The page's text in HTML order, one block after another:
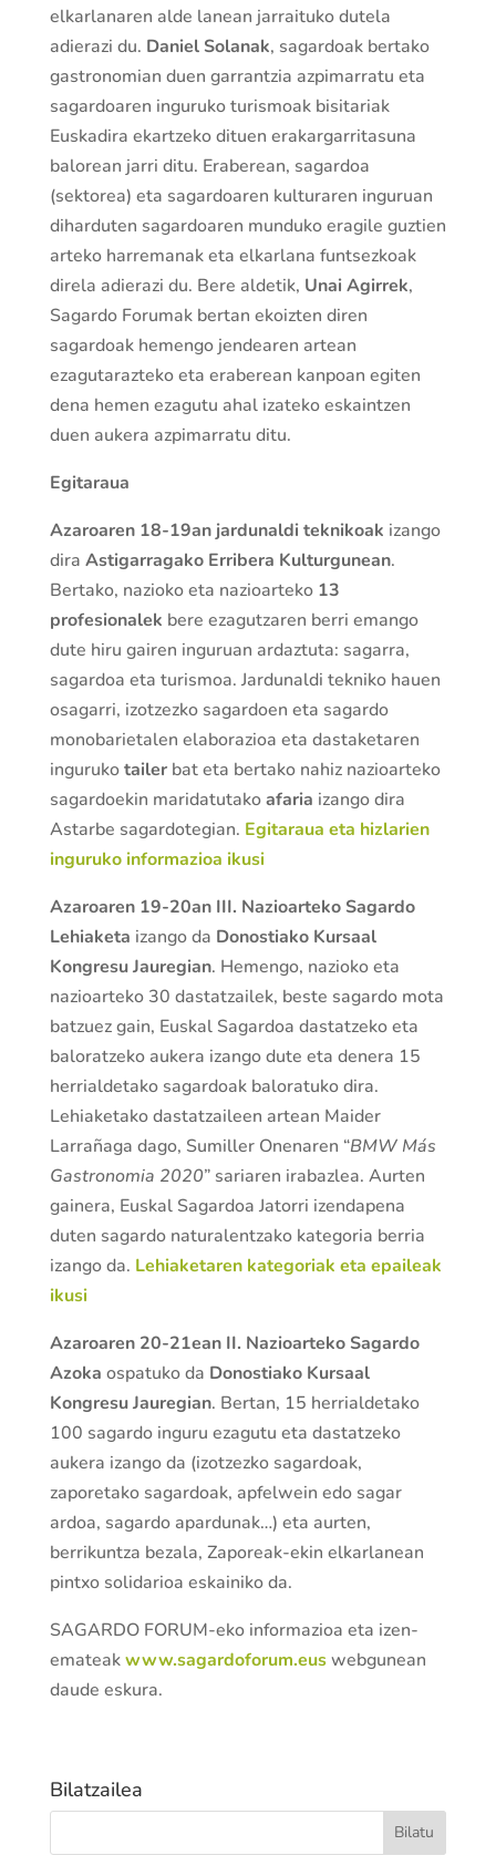
elkarlanaren alde lanean jarraituko dutela
adierazi du. Daniel Solanak, sagardoak bertako
gastronomian duen garrantzia azpimarratu eta
sagardoaren inguruko turismoak bisitariak
Euskadira ekartzeko dituen erakargarritasuna
balorean jarri ditu. Eraberean, sagardoa
(sektorea) eta sagardoaren kulturaren inguruan
diharduten sagardoaren munduko eragile guztien
arteko harremanak eta elkarlana funtsezkoak
direla adierazi du. Bere aldetik, Unai Agirrek,
Sagardo Forumak bertan ekoizten diren
sagardoak hemengo jendearen artean
ezagutarazteko eta eraberean kanpoan egiten
dena hemen ezagutu ahal izateko eskaintzen
duen aukera azpimarratu ditu.
Egitaraua
Azaroaren 18-19an jardunaldi teknikoak izango
dira Astigarragako Erribera Kulturgunean.
Bertako, nazioko eta nazioarteko 13
profesionalek bere ezagutzaren berri emango
dute hiru gairen inguruan ardaztuta: sagarra,
sagardoa eta turismoa. Jardunaldi tekniko hauen
osagarri, izotzezko sagardoen eta sagardo
monobarietalen elaborazioa eta dastaketaren
ingurukotailer bat eta bertako nahiz nazioarteko
sagardoekin maridatutakoafaria izango dira
Astarbe sagardotegian. Egitaraua eta hizlarien
inguruko informazioa ikusi
Azaroaren 19-20an III. Nazioarteko Sagardo
Lehiaketa izango da Donostiako Kursaal
Kongresu Jauregian. Hemengo, nazioko eta
nazioarteko 30 dastatzailek, beste sagardo mota
batzuez gain, Euskal Sagardoa dastatzeko eta
baloratzeko aukera izango dute eta denera 15
herrialdetako sagardoak baloratuko dira.
Lehiaketako dastatzaileen artean Maider
Larrañaga dago, Sumiller Onenaren “BMW Más
Gastronomia 2020” sariaren irabazlea. Aurten
gainera, Euskal Sagardoa Jatorri izendapena
duten sagardo naturalentzako kategoria berria
izango da. Lehiaketaren kategoriak eta epaileak
ikusi
Azaroaren 20-21ean II. Nazioarteko Sagardo
Azoka ospatuko da Donostiako Kursaal
Kongresu Jauregian. Bertan, 15 herrialdetako
100 sagardo inguru ezagutu eta dastatzeko
aukera izango da (izotzezko sagardoak,
zaporetako sagardoak, apfelwein edo sagar
ardoa, sagardo apardunak…) eta aurten,
berrikuntza bezala, Zaporeak-ekin elkarlanean
pintxo solidarioa eskainiko da.
SAGARDO FORUM-eko informazioa eta izen-
emateakwww.sagardoforum.euswebgunean
daude eskura.
Bilatzailea